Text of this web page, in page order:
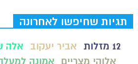
תגיות שחיפשו לאחרונה
12 מזלות אביר יעקוב
אלה
אלוהי מצריים
אמונה